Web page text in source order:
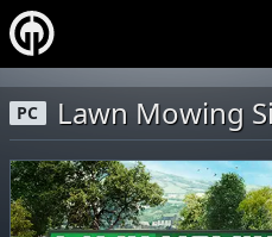
PC Lawn Mowing